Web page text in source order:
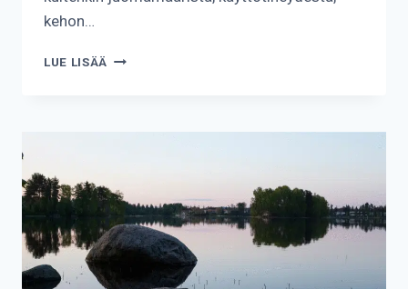
kehon…
LUE LISÄÄ KUINKA